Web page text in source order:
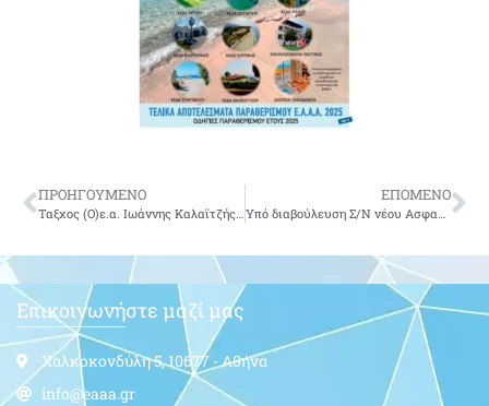
ΠΡΟΗΓΟΥΜΕΝΟ
Ταξχος (Ο)ε.α. Ιωάννης Καλαϊτζής του Γεωργίου-δεν είναι πια μαζί μας
ΕΠΟΜΕΝΟ
Υπό διαβούλευση Σ/Ν νέου Ασφαλιστικού (ΑΝΑΚΟΙΝΩΣΗ)
Επικοινωνήστε μαζί μας
Χαλκοκονδύλη 5, 10677 - Αθήνα
info@eaaa.gr